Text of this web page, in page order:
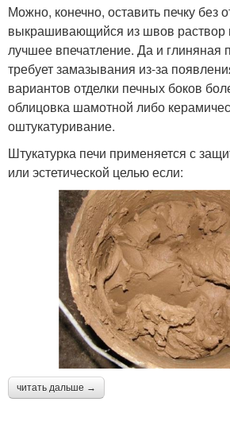
Можно, конечно, оставить печку без
выкрашивающийся из швов раствор
лучшее впечатление. Да и глиняная
требует замазывания из-за
вариантов отделки печных боков
облицовка шамотной либо
оштукатуривание.
Штукатурка печи применяется с
или эстетической целью если:
читать дальше →